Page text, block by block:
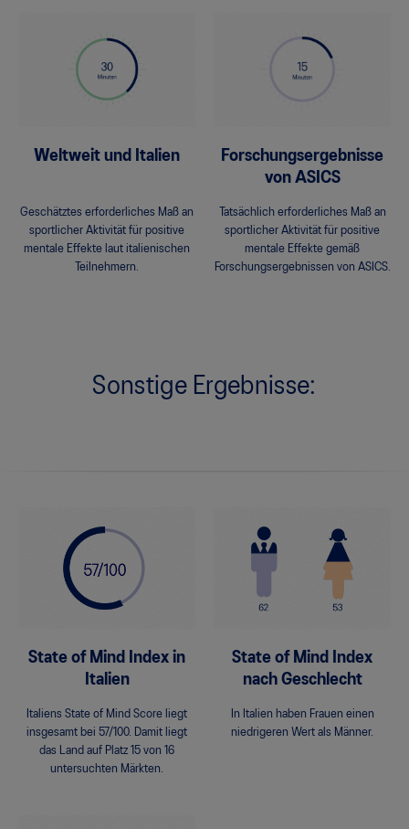
Weltweit und Italien
Geschätztes erforderliches Maß an
sportlicher Aktivität für positive
mentale Effekte laut italienischen
Teilnehmern.
Forschungsergebnisse
von ASICS
Tatsächlich erforderliches Maß an
sportlicher Aktivität für positive
mentale Effekte gemäß
Forschungsergebnissen von ASICS.
Sonstige Ergebnisse:
State of Mind Index in
Italien
Italiens State of Mind Score liegt
insgesamt bei 57/100. Damit liegt
das Land auf Platz 15 von 16
untersuchten Märkten.
State of Mind Index
nach Geschlecht
In Italien haben Frauen einen
niedrigeren Wert als Männer.